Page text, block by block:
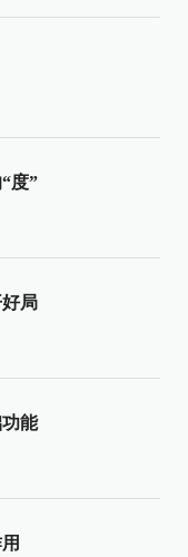
度”
局
能